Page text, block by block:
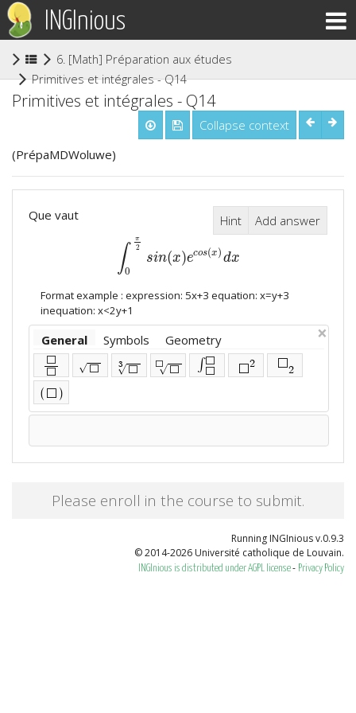
INGInious
6. [Math] Préparation aux études supérieures
Primitives et intégrales - Q14
(current)
Primitives et intégrales - Q14
Collapse context
(PrépaMDWoluwe)
Hint Add answer
Que vaut
∫
π
2
0
sin(x)ecos(x)dx
∫ 2sin(x)ecos(x)dx
Format example : expression: 5x+3 equation: x=y+3
inequation: x<2y+1
×
General Symbols Geometry
⬜
⬜
√ ⬜ 3
√ ⬜ √ ⬜ ∫ ⬜
⬜
2 ⬜2
( )
Please enroll in the course to submit.
Running INGInious v.0.9.3
© 2014-2026 Université catholique de Louvain.
INGInious is distributed under AGPL license- Privacy Policy